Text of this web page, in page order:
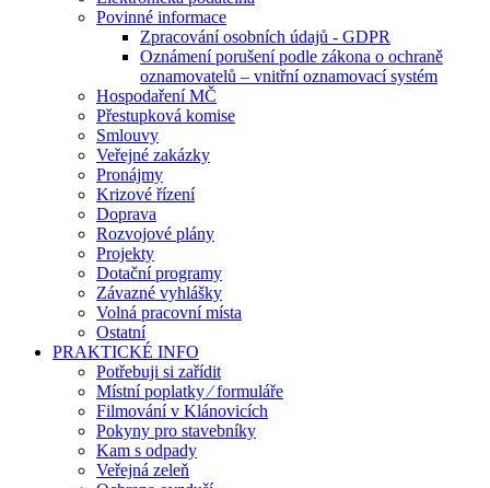
Povinné informace
Zpracování osobních údajů - GDPR
Oznámení porušení podle zákona o ochraně
oznamovatelů – vnitřní oznamovací systém
Hospodaření MČ
Přestupková komise
Smlouvy
Veřejné zakázky
Pronájmy
Krizové řízení
Doprava
Rozvojové plány
Projekty
Dotační programy
Závazné vyhlášky
Volná pracovní místa
Ostatní
PRAKTICKÉ INFO
Potřebuji si zařídit
Místní poplatky ⁄ formuláře
Filmování v Klánovicích
Pokyny pro stavebníky
Kam s odpady
Veřejná zeleň